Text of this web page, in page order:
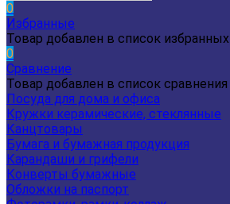
0
Избранные
Товар добавлен в список избранных
0
Сравнение
Товар добавлен в список сравнения
Посуда для дома и офиса
Кружки керамические, стеклянные
Канцтовары
Бумага и бумажная продукция
Карандаши и грифели
Конверты бумажные
Обложки на паспорт